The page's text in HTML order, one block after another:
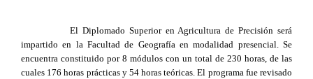
El Diplomado Superior en Agricultura de Precisión será
impartido en la Facultad de Geografía en modalidad presencial. Se
encuentra constituido por 8 módulos con un total de 230 horas, de las
cuales 176 horas prácticas y 54 horas teóricas. El programa fue revisado